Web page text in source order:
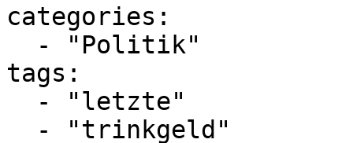
categories:
tags: